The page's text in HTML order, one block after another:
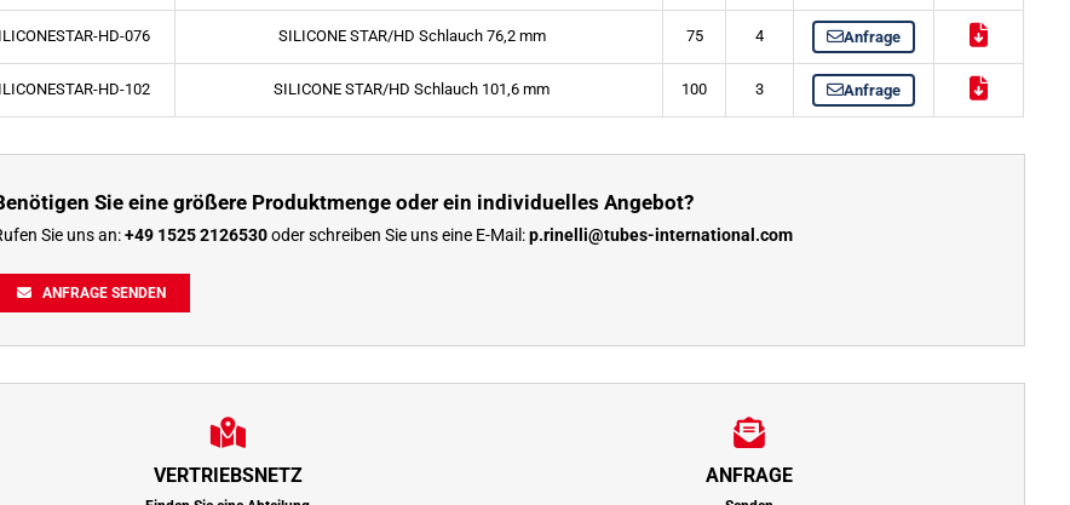
HD-076 SILICONE STAR/HD Schlauch 76,2 mm 75 4 Anfrage
HD-102 SILICONE STAR/HD Schlauch 101,6 mm 100 3 Anfrage
Sie eine größere Produktmenge oder ein individuelles Angebot?
Sie uns an:+49 1525 2126530oder schreiben Sie uns eine E-Mail:p.rinelli@tubes-international.com
ANFRAGE SENDEN
VERTRIEBSNETZ ANFRAGE